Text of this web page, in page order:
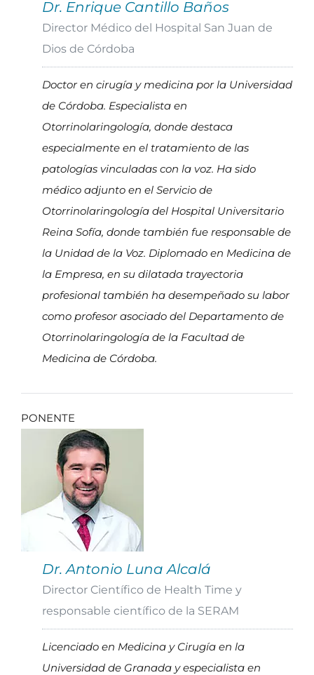
Dr. Enrique Cantillo Baños
Director Médico del Hospital San Juan de
Dios de Córdoba
Doctor en cirugía y medicina por la Universidad
de Córdoba. Especialista en
Otorrinolaringología, donde destaca
especialmente en el tratamiento de las
patologías vinculadas con la voz. Ha sido
médico adjunto en el Servicio de
Otorrinolaringología del Hospital Universitario
Reina Sofía, donde también fue responsable de
la Unidad de la Voz. Diplomado en Medicina de
la Empresa, en su dilatada trayectoria
profesional también ha desempeñado su labor
como profesor asociado del Departamento de
Otorrinolaringología de la Facultad de
Medicina de Córdoba.
PONENTE
Dr. Antonio Luna Alcalá
Director Científico de Health Time y
responsable científico de la SERAM
Licenciado en Medicina y Cirugía en la
Universidad de Granada y especialista en